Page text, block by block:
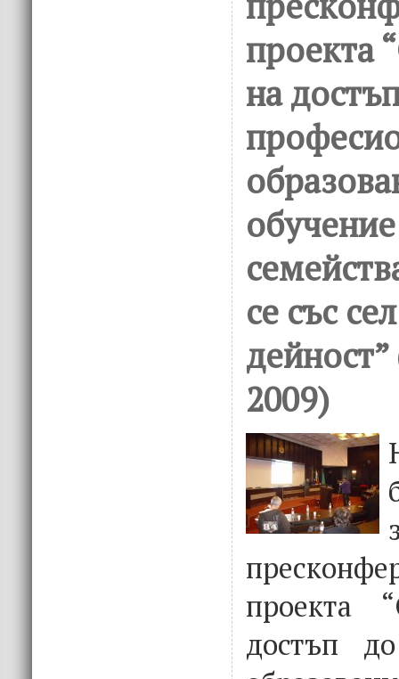
проекта
на
се със
2009)
проекта
достъп